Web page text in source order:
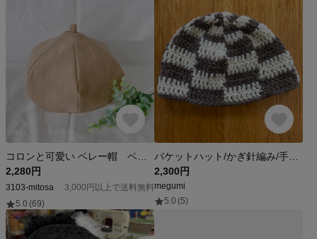
2,280円
3103-mitosa
3,000円以上で送料無料
5.0 (69)
2,300円
megumi
5.0 (5)